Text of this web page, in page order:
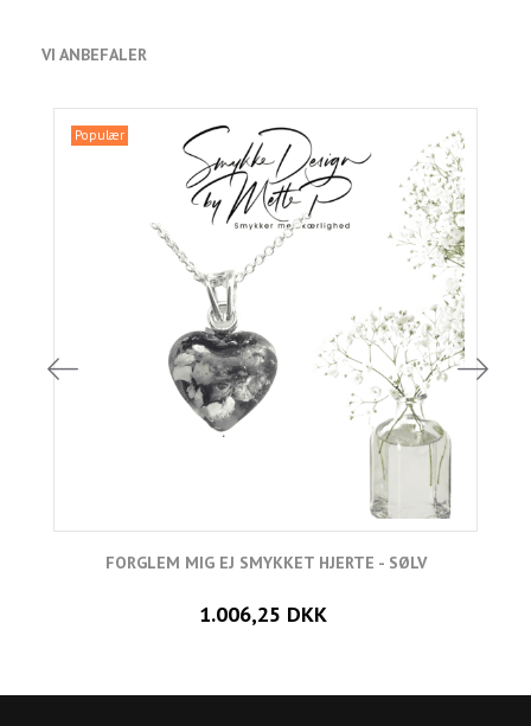
VI ANBEFALER
Populær
FORGLEM MIG EJ SMYKKET HJERTE - SØLV
1.006,25 DKK